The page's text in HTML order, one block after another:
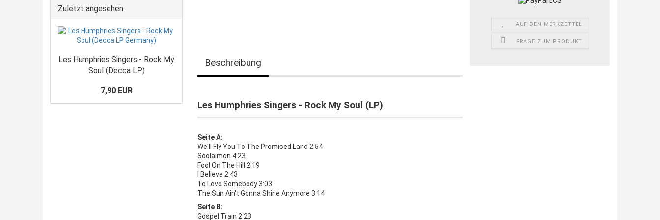
AUF DEN MERKZETTEL
FRAGE ZUM PRODUKT
Beschreibung
Les Humphries Singers - Rock My Soul (LP)
Seite A:
We'll Fly You To The Promised Land 2:54
Soolaimon 4:23
Fool On The Hill 2:19
I Believe 2:43
To Love Somebody 3:03
The Sun Ain't Gonna Shine Anymore 3:14
Seite B:
Gospel Train 2:23
Zuletzt angesehen
Les Humphries Singers - Rock My
Soul (Decca LP)
7,90 EUR